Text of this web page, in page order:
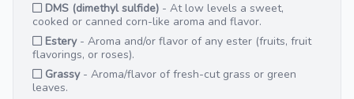
DMS (dimethyl sulfide) - At low levels a sweet,
cooked or canned corn-like aroma and flavor.
Estery- Aroma and/or flavor of any ester (fruits, fruit
flavorings, or roses).
Grassy- Aroma/flavor of fresh-cut grass or green
leaves.